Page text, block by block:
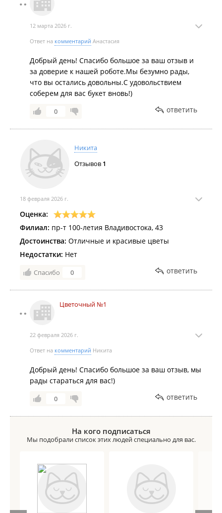
12 марта 2026 г.
Ответ на комментарий Анастасия
Добрый день! Спасибо большое за ваш отзыв и
за доверие к нашей роботе.Мы безумно рады,
что вы остались довольны.С удовольствием
соберем для вас букет вновь!)
0 ответить
Никита
Отзывов 1
18 февраля 2026 г.
Оценка:
Филиал: пр-т 100-летия Владивостока, 43
Достоинства: Отличные и красивые цветы
Недостатки: Нет
Спасибо 0 ответить
Цветочный №1
22 февраля 2026 г.
Ответ на комментарий Никита
Добрый день! Спасибо большое за ваш отзыв, мы
рады стараться для вас!)
0 ответить
На кого подписаться
Мы подобрали список этих людей специально для вас.